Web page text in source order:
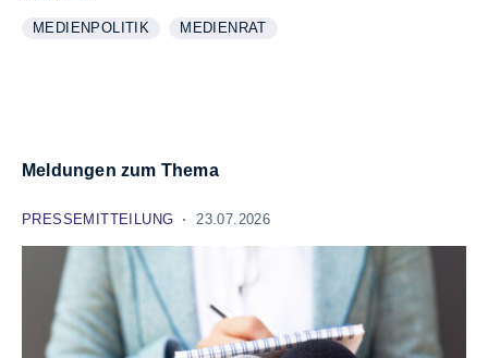
WEITERE INFORMATIONEN ZUM THEMA
MEDIENPOLITIK
ANZEIGEN WEITERE INFORMATIONEN ZUM THEMA
MEDIENRAT
ANZEIGEN
Meldungen zum Thema
PRESSEMITTEILUNG 23.07.2026